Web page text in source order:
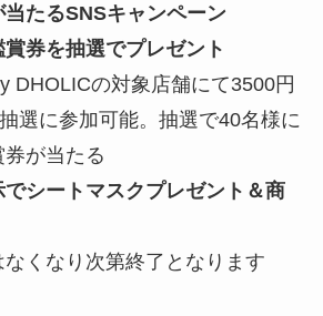
たるSNSキャンペーン
券を抽選でプレゼント
DHOLICの対象店舗にて3500円
選に参加可能。抽選で40名様に
が当たる
シートマスクプレゼント＆商
くなり次第終了となります